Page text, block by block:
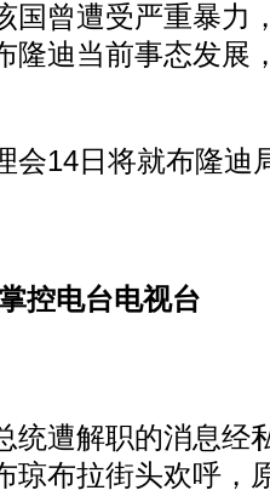
国曾遭受严重暴力
隆迪当前事态发展
14日将就布隆迪
电台电视台
遭解职的消息经
琼布拉街头欢呼，